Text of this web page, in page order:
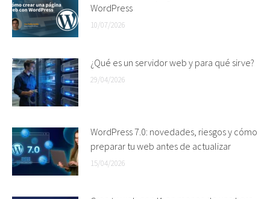
WordPress
10/07/2026
¿Qué es un servidor web y para qué sirve?
29/04/2026
WordPress 7.0: novedades, riesgos y cómo
preparar tu web antes de actualizar
15/04/2026